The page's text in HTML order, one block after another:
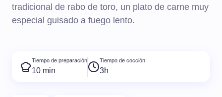
tradicional de rabo de toro, un plato de carne muy
especial guisado a fuego lento.
Tiempo de preparación
10 min
Tiempo de cocción
3h